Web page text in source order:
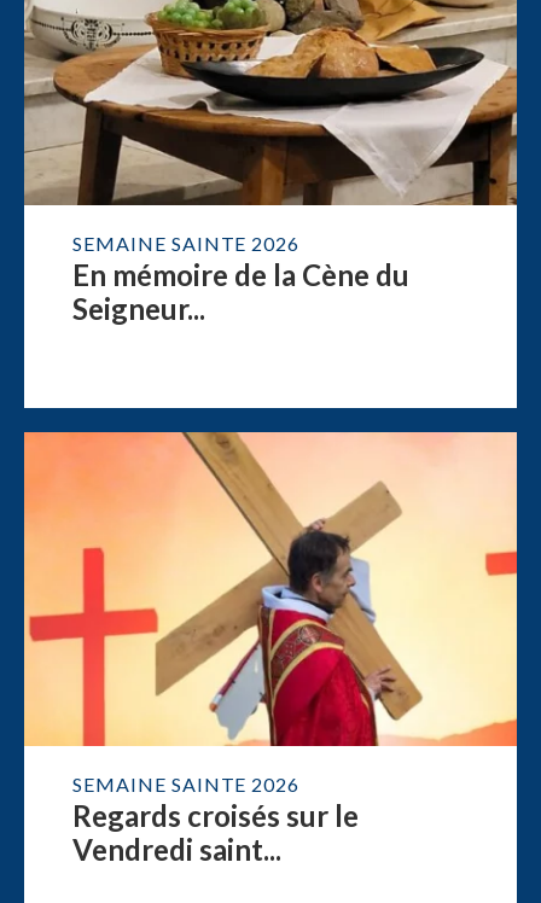
SEMAINE SAINTE 2026
En mémoire de la Cène du
Seigneur...
SEMAINE SAINTE 2026
Regards croisés sur le
Vendredi saint...